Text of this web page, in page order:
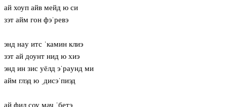
ай хоуп айв мейд ю си
зэт айм гон фэˈревэ
энд нaу итс ˈкамин клиэ
зэт ай доунт нид ю хиэ
энд ин зис уёлд эˈрaунд ми
айм глэд ю ˌдисэˈпиэд
ай фил соу мач ˈбетэ